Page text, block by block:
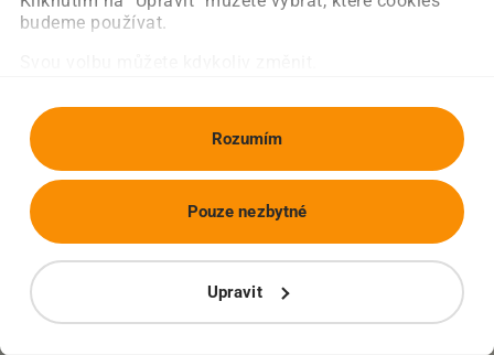
budeme používat.
Rozumím
Upravit
Pouze nezbytné